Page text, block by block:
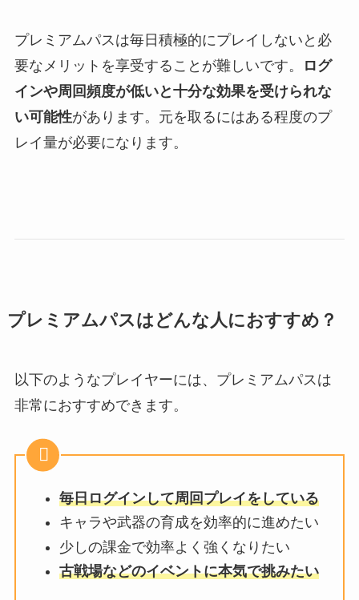
プレミアムパスは毎日積極的にプレイしないと必
要なメリットを享受することが難しいです。
ログ
インや周回頻度が低いと十分な効果を受けられな
い可能性があります。元を取るにはある程度のプ
レイ量が必要になります。
プレミアムパスはどんな人におすすめ？
以下のようなプレイヤーには、プレミアムパスは
非常におすすめできます。
毎日ログインして周回プレイをしている
キャラや武器の育成を効率的に進めたい
少しの課金で効率よく強くなりたい
古戦場などのイベントに本気で挑みたい